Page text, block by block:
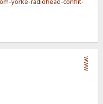
WWW